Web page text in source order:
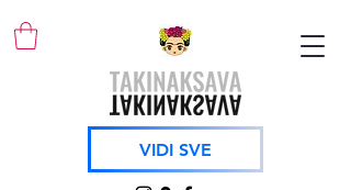
VIDI SVE